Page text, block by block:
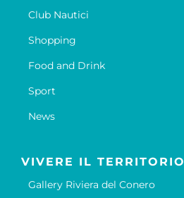
Club Nautici
Shopping
Food and Drink
Sport
News
VIVERE IL TERRITORIO
Gallery Riviera del Conero